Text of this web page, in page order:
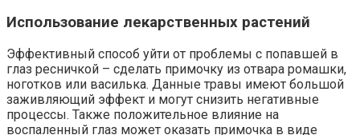
Использование лекарственных растений
Эффективный способ уйти от проблемы с попавшей в
глаз ресничкой – сделать примочку из отвара ромашки,
ноготков или василька. Данные травы имеют большой
заживляющий эффект и могут снизить негативные
процессы. Также положительное влияние на
воспаленный глаз может оказать примочка в виде